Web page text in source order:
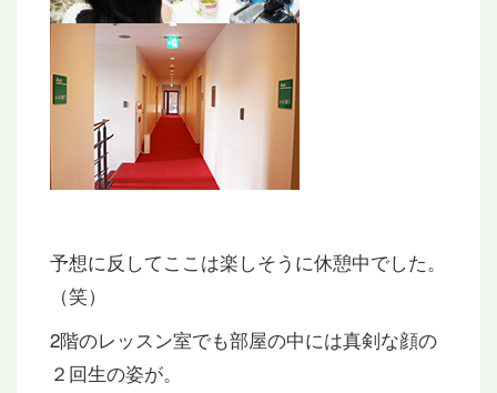
予想に反してここは楽しそうに休憩中でした。
（笑）
2階のレッスン室でも部屋の中には真剣な顔の
２回生の姿が。